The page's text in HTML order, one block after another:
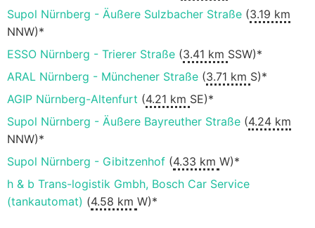
Supol Nürnberg - Äußere Sulzbacher Straße (3.19 km
NNW)*
ESSO Nürnberg - Trierer Straße (3.41 km SSW)*
ARAL Nürnberg - Münchener Straße (3.71 km S)*
AGIP Nürnberg-Altenfurt (4.21 km SE)*
Supol Nürnberg - Äußere Bayreuther Straße (4.24 km
NNW)*
Supol Nürnberg - Gibitzenhof (4.33 km W)*
h & b Trans-logistik Gmbh, Bosch Car Service
(tankautomat) (4.58 km W)*